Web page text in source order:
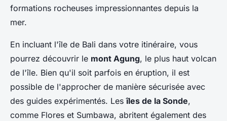
formations rocheuses impressionnantes depuis la
mer.
En incluant l'île de Bali dans votre itinéraire, vous
pourrez découvrir le mont Agung, le plus haut volcan
de l'île. Bien qu'il soit parfois en éruption, il est
possible de l'approcher de manière sécurisée avec
des guides expérimentés. Lesîles de la Sonde,
comme Flores et Sumbawa, abritent également des